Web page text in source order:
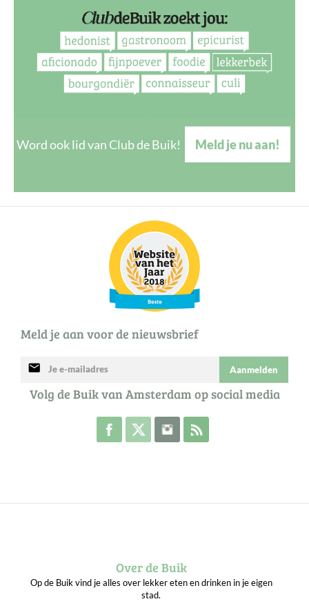
Word ook lid van Club de Buik! Meld je nu aan!
Meld je aan voor de nieuwsbrief
mail Aanmelden
Volg de Buik van Amsterdam op social media
Volg de Buik op Facebook
Volg de Buik op Twitter
Volg de Buik op Instagram
Over de Buik
Op de Buik vind je alles over lekker eten en drinken in je eigen
stad.